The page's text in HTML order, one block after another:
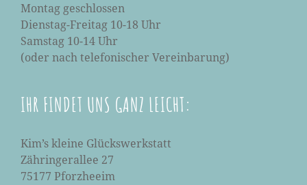
Montag geschlossen
Dienstag-Freitag 10-18 Uhr
Samstag 10-14 Uhr
(oder nach telefonischer Vereinbarung)
IHR FINDET UNS GANZ LEICHT:
Kim’s kleine Glückswerkstatt
Zähringerallee 27
75177 Pforzheeim